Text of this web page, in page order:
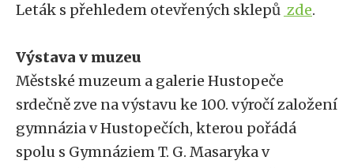
Leták s přehledem otevřených sklepů zde.
Výstava v muzeu
Městské muzeum a galerie Hustopeče
srdečně zve na výstavu ke 100. výročí založení
gymnázia v Hustopečích, kterou pořádá
spolu s Gymnáziem T. G. Masaryka v